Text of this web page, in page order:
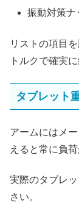
振動対策ナ
リストの項目
トルクで確実
タブレット
アームにはメ
えると常に負
実際のタブレ
さい。